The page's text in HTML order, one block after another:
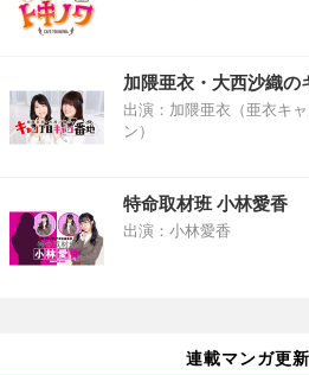
加隈亜衣・大西沙織の
出演：加隈亜衣（亜衣キ
ン）
特命取材班 小林愛香
出演：小林愛香
連載マンガ更